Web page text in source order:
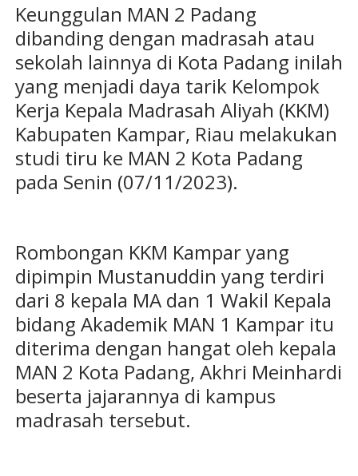
Keunggulan MAN 2 Padang
dibanding dengan madrasah atau
sekolah lainnya di Kota Padang inilah
yang menjadi daya tarik Kelompok
Kerja Kepala Madrasah Aliyah (KKM)
Kabupaten Kampar, Riau melakukan
studi tiru ke MAN 2 Kota Padang
pada Senin (07/11/2023).
Rombongan KKM Kampar yang
dipimpin Mustanuddin yang terdiri
dari 8 kepala MA dan 1 Wakil Kepala
bidang Akademik MAN 1 Kampar itu
diterima dengan hangat oleh kepala
MAN 2 Kota Padang, Akhri Meinhardi
beserta jajarannya di kampus
madrasah tersebut.